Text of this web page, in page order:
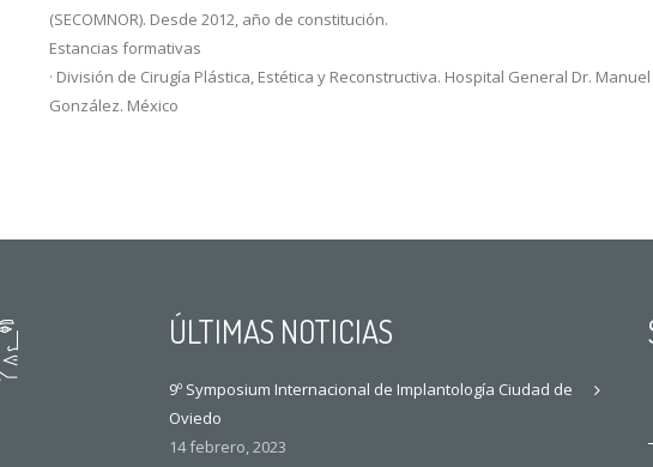
(SECOMNOR). Desde 2012, año de constitución.
Estancias formativas
· División de Cirugía Plástica, Estética y Reconstructiva. Hospital General Dr.
González. México
ÚLTIMAS NOTICIAS
9º Symposium Internacional de Implantología Ciudad de
Oviedo
14 febrero, 2023